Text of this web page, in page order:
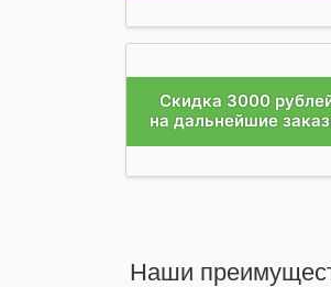
Скидка 3000
на дальнейшие
Наши